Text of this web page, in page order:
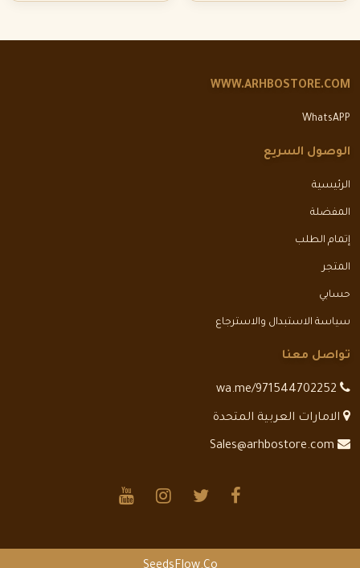
WWW.ARHBOSTORE.COM
WhatsAPP
الوصول السريع
الرئيسية
المفضلة
إتمام الطلب
المتجر
حسابي
سياسة الاستبدال والاسترجاع
تواصل معنا
الامارات العربية المتحدة